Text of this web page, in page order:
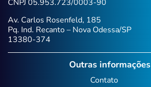
CNPJ 05.953.723/0003-90
Av. Carlos Rosenfeld, 185
Pq. Ind. Recanto – Nova Odessa/SP
13380-374
Outras informações
Contato